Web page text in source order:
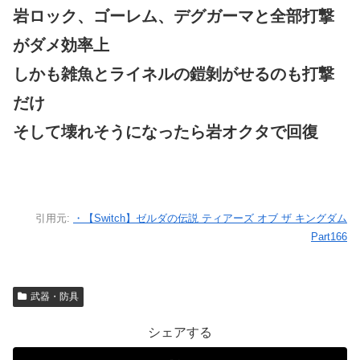
岩ロック、ゴーレム、デグガーマと全部打撃
がダメ効率上
しかも雑魚とライネルの鎧剝がせるのも打撃
だけ
そして壊れそうになったら岩オクタで回復
引用元:
・【Switch】ゼルダの伝説 ティアーズ オブ ザ キングダム
Part166
武器・防具
シェアする